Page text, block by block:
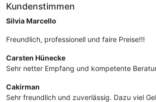
Kundenstimmen
Silvia Marcello
Freundlich, professionell und faire Preise!!!
Carsten Hünecke
Sehr netter Empfang und kompetente
Cakirman
Sehr freundlich und zuverlässig. Dazu viel